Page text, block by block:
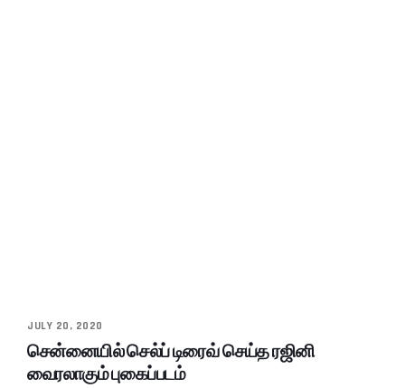
JULY 20, 2020
சென்னையில் செல்ப் டிரைவ் செய்த ரஜினி
வைரலாகும் புகைப்படம்